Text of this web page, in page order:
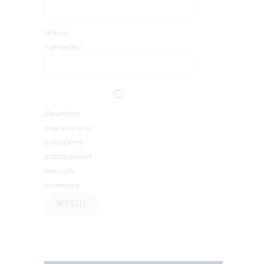
Witryna
internetowa
Zapamiętaj
moje dane w tej
przeglądarce
podczas pisania
kolejnych
komentarzy.